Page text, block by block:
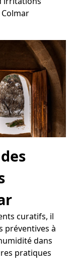
curatifs, il
préventives à
dans
pratiques